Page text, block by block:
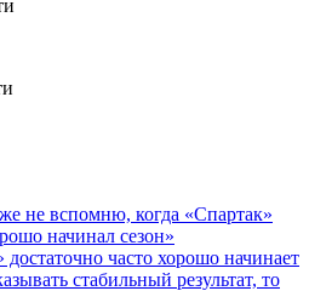
не вспомню, когда «Спартак»
начинал сезон»
часто хорошо начинает
стабильный результат, то